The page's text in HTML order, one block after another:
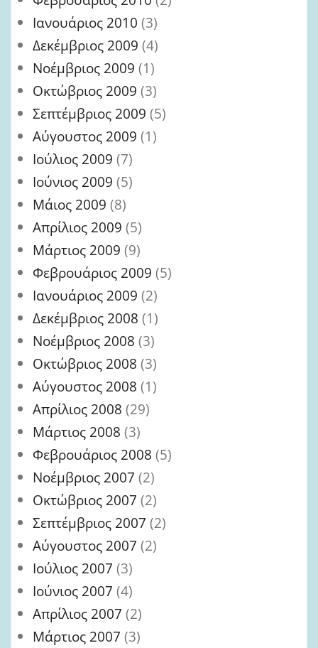
Ιανουάριος 2010 (3)
Δεκέμβριος 2009 (4)
Νοέμβριος 2009 (1)
Οκτώβριος 2009 (3)
Σεπτέμβριος 2009 (5)
Αύγουστος 2009 (1)
Ιούλιος 2009 (7)
Ιούνιος 2009 (5)
Μάιος 2009 (8)
Απρίλιος 2009 (5)
Μάρτιος 2009 (9)
Φεβρουάριος 2009 (5)
Ιανουάριος 2009 (2)
Δεκέμβριος 2008 (1)
Νοέμβριος 2008 (3)
Οκτώβριος 2008 (3)
Αύγουστος 2008 (1)
Απρίλιος 2008 (29)
Μάρτιος 2008 (3)
Φεβρουάριος 2008 (5)
Νοέμβριος 2007 (2)
Οκτώβριος 2007 (2)
Σεπτέμβριος 2007 (2)
Αύγουστος 2007 (2)
Ιούλιος 2007 (3)
Ιούνιος 2007 (4)
Απρίλιος 2007 (2)
Μάρτιος 2007 (3)